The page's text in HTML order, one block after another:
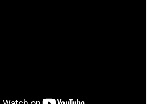
Ravintolayrittäjän opinnot